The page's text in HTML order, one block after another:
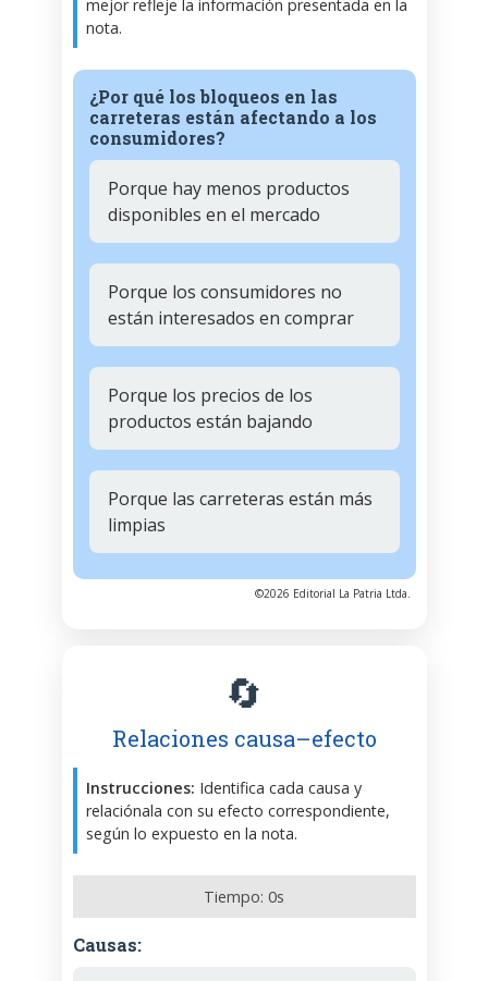
mejor refleje la información presentada en la
nota.
¿Por qué los bloqueos en las
carreteras están afectando a los
consumidores?
Porque hay menos productos
disponibles en el mercado
Porque los consumidores no
están interesados en comprar
Porque los precios de los
productos están bajando
Porque las carreteras están más
limpias
©2026 Editorial La Patria Ltda.
🔄
Relaciones causa–efecto
Instrucciones: Identifica cada causa y
relaciónala con su efecto correspondiente,
según lo expuesto en la nota.
Tiempo: 0s
Causas: